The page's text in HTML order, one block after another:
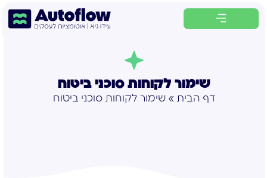
לתוכן
שימור לקוחות סוכני ביטוח
דף הבית » שימור לקוחות סוכני ביטוח